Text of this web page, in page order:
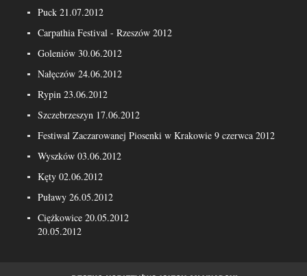
Puck 21.07.2012
Carpathia Festival - Rzeszów 2012
Goleniów 30.06.2012
Nałęczów 24.06.2012
Rypin 23.06.2012
Szczebrzeszyn 17.06.2012
Festiwal Zaczarowanej Piosenki w Krakowie 9 czerwca 2012
Wyszków 03.06.2012
Kęty 02.06.2012
Puławy 26.05.2012
Ciężkowice 20.05.2012
20.05.2012